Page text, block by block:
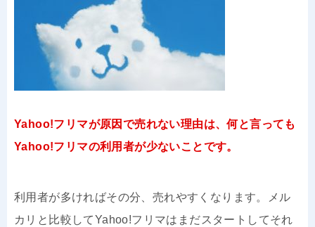
Yahoo!フリマが原因で売れない理由は、何と言っても
Yahoo!フリマの利用者が少ないことです。
利用者が多ければその分、売れやすくなります。メル
カリと比較してYahoo!フリマはまだスタートしてそれ